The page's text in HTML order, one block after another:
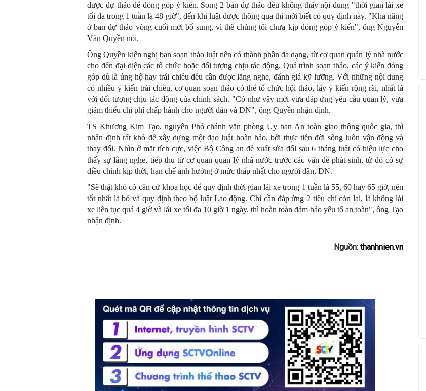
được dự thảo để đóng góp ý kiến. Song 2 bản dự thảo đều không thấy nội dung "thời gian lái xe
tối đa trong 1 tuần là 48 giờ", đến khi luật được thông qua thì mới biết có quy định này. "Khả năng
ở bản dự thảo vòng cuối mới bổ sung, vì thế chúng tôi chưa kịp đóng góp ý kiến", ông Nguyễn
Văn Quyền nói.
Ông Quyền kiến nghị ban soạn thảo luật nên có thành phần đa dạng, từ cơ quan quản lý nhà nước
cho đến đại diện các tổ chức hoặc đối tượng chịu tác động. Quá trình soạn thảo, các ý kiến đóng
góp dù là ủng hộ hay trái chiều đều cần được lắng nghe, đánh giá kỹ lưỡng. Với những nội dung
có nhiều ý kiến trái chiều, cơ quan soạn thảo có thể tổ chức hội thảo, lấy ý kiến rộng rãi, nhất là
với đối tượng chịu tác động của chính sách. "Có như vậy mới vừa đáp ứng yêu cầu quản lý, vừa
giảm thiểu chi phí chấp hành cho người dân và DN", ông Quyền nhận định.
TS Khương Kim Tạo, nguyên Phó chánh văn phòng Ủy ban An toàn giao thông quốc gia, thì
nhận định rất khó để xây dựng một đạo luật hoàn hảo, bởi thực tiễn đời sống luôn vận động và
thay đổi. Nhìn ở mặt tích cực, việc Bộ Công an đề xuất sửa đổi sau 6 tháng luật có hiệu lực cho
thấy sự lắng nghe, tiếp thu từ cơ quan quản lý nhà nước trước các vấn đề phát sinh, từ đó có sự
điều chỉnh kịp thời, hạn chế ảnh hưởng ở mức thấp nhất cho người dân, DN.
"Sẽ thật khó có căn cứ khoa học để quy định thời gian lái xe trong 1 tuần là 55, 60 hay 65 giờ, nên
tốt nhất là bỏ và quy định theo bộ luật Lao động. Chỉ cần đáp ứng 2 tiêu chí còn lại, là không lái
xe liên tục quá 4 giờ và lái xe tối đa 10 giờ 1 ngày, thì hoàn toàn đảm bảo yếu tố an toàn", ông Tạo
nhận định.
Nguồn:thanhnien.vn